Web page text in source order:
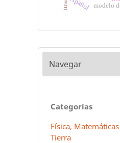
modelo
Navegar
Categorías
Física,
Tierra